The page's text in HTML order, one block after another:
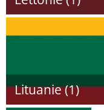
Lituanie (1)